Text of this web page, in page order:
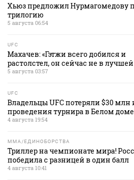
Хьюз предложил Нурмагомедову
трилогию
5 августа 06:54
UFC
Махачев: «Гэтжи всего добился и
растолстел, он сейчас не в
5 августа 03:57
UFC
Владельцы UFC потеряли $30 млн
проведения турнира в Белом доме
4 августа 19:54
MMA/ЕДИНОБОРСТВА
Триллер на чемпионате мира!
победила с разницей в один балл
4 августа 10:41